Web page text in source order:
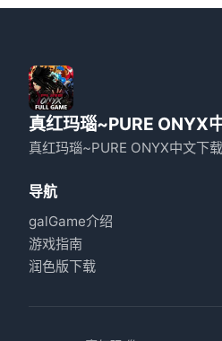
真红玛瑙~PURE ONYX
真红玛瑙~PURE ONYX中文下
导航
galGame介绍
游戏指南
润色版下载